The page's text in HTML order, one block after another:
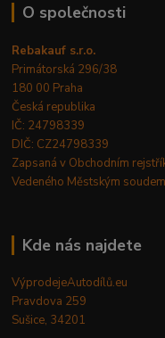
O společnosti
Rebakauf s.r.o.
Primátorská 296/38
180 00 Praha
Česká republika
IČ: 24798339
DIČ: CZ24798339
Zapsaná v Obchodním
Vedeného Městským
Kde nás najdete
VýprodejeAutodílů.eu
Pravdova 259
Sušice, 34201